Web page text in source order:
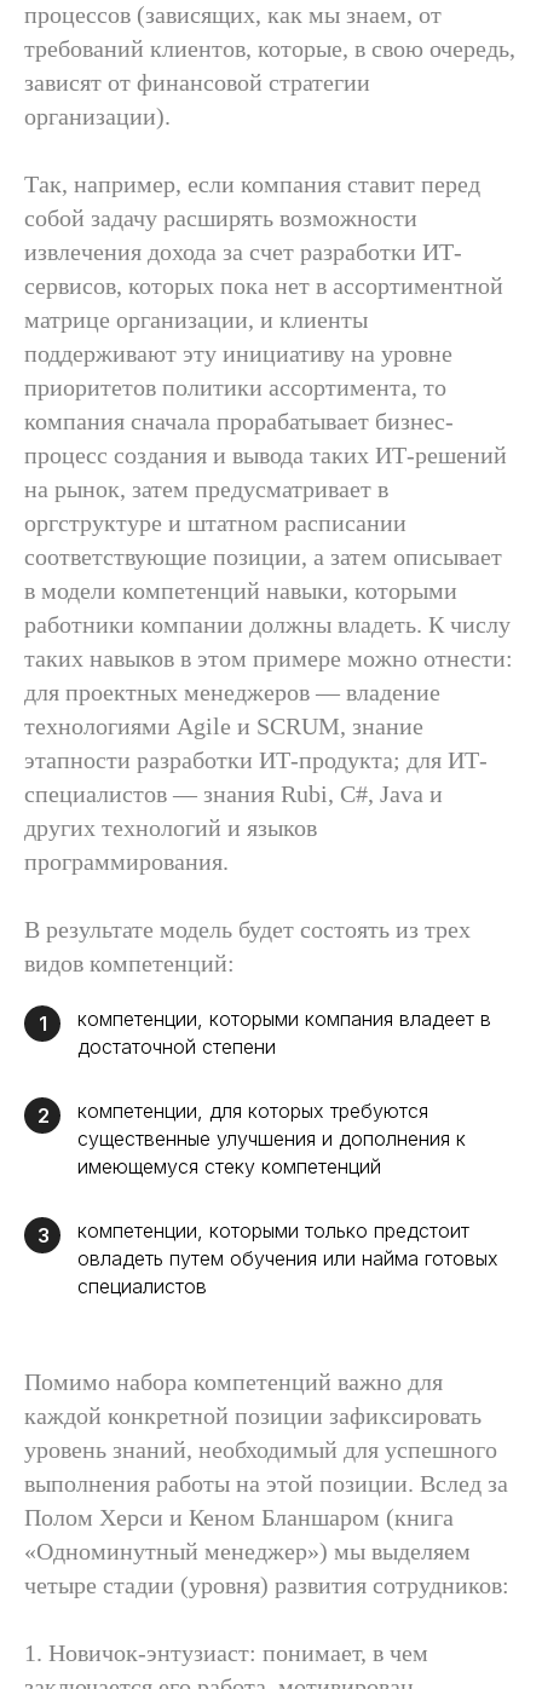
процессов (зависящих, как мы знаем, от
требований клиентов, которые, в свою очередь,
зависят от финансовой стратегии
организации).
Так, например, если компания ставит перед
собой задачу расширять возможности
извлечения дохода за счет разработки ИТ-
сервисов, которых пока нет в ассортиментной
матрице организации, и клиенты
поддерживают эту инициативу на уровне
приоритетов политики ассортимента, то
компания сначала прорабатывает бизнес-
процесс создания и вывода таких ИТ-решений
на рынок, затем предусматривает в
оргструктуре и штатном расписании
соответствующие позиции, а затем описывает
в модели компетенций навыки, которыми
работники компании должны владеть. К числу
таких навыков в этом примере можно отнести:
для проектных менеджеров — владение
технологиями Agile и SCRUM, знание
этапности разработки ИТ-продукта; для ИТ-
специалистов — знания Rubi, C#, Java и
других технологий и языков
программирования.
В результате модель будет состоять из трех
видов компетенций:
1
компетенции, которыми компания владеет в
достаточной степени
2
компетенции, для которых требуются
существенные улучшения и дополнения к
имеющемуся стеку компетенций
3
компетенции, которыми только предстоит
овладеть путем обучения или найма готовых
специалистов
Помимо набора компетенций важно для
каждой конкретной позиции зафиксировать
уровень знаний, необходимый для успешного
выполнения работы на этой позиции. Вслед за
Полом Херси и Кеном Бланшаром (книга
«Одноминутный менеджер») мы выделяем
четыре стадии (уровня) развития сотрудников:
1. Новичок-энтузиаст: понимает, в чем